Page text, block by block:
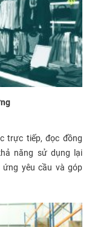
trực tiếp, đọc đồng
năng sử dụng lại
yêu cầu và góp
thái internet vạn